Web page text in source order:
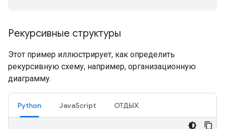
Рекурсивные структуры
Этот пример иллюстрирует, как определить
рекурсивную схему, например, организационную
диаграмму.
Python JavaScript ОТДЫХ